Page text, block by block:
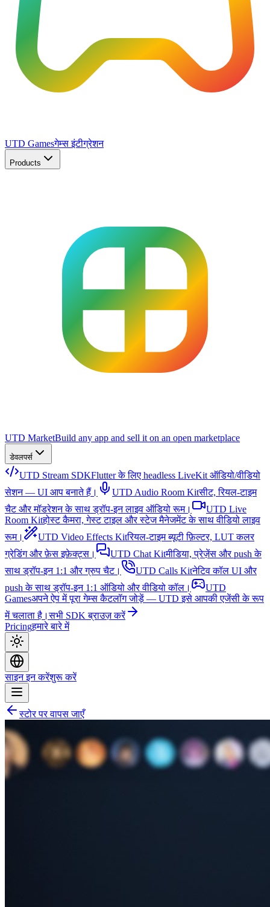
UTD Gamesगेम्स इंटीग्रेशन
Products
UTD MarketBuild any app and sell it on an open marketplace
डेवलपर्स
UTD Stream SDKFlutter के लिए headless LiveKit ऑडियो/वीडियो
सेशन — UI आप बनाते हैं।
UTD Audio Room Kitसीट, रियल-टाइम
चैट और मॉडरेशन के साथ ड्रॉप-इन लाइव ऑडियो रूम।
UTD Live
Room Kitहोस्ट कैमरा, गेस्ट टाइल और स्टेज मैनेजमेंट के साथ वीडियो लाइव
रूम।
UTD Video Effects Kitरियल-टाइम ब्यूटी फ़िल्टर, LUT कलर
ग्रेडिंग और फ़ेस इफ़ेक्ट्स।
UTD Chat Kitमीडिया, प्रेज़ेंस और push के
साथ ड्रॉप-इन 1:1 और ग्रुप चैट।
UTD Calls Kitनेटिव कॉल UI और
push के साथ ड्रॉप-इन 1:1 ऑडियो और वीडियो कॉल।
UTD
Gamesअपने ऐप में पूरा गेम्स कैटलॉग जोड़ें — UTD इसे आपकी एजेंसी के रूप
में चलाता है।सभी SDK ब्राउज़ करें
Pricingहमारे बारे में
साइन इन करेंशुरू करें
स्टोर पर वापस जाएँ